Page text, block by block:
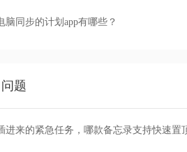
脑同步的计划app有哪些？
题